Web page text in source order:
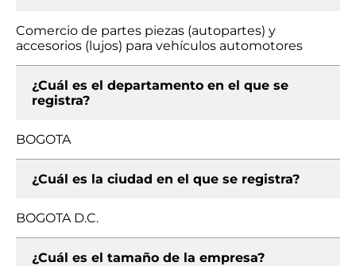
Comercio de partes piezas (autopartes) y
accesorios (lujos) para vehículos automotores
¿Cuál es el departamento en el que se
registra?
BOGOTA
¿Cuál es la ciudad en el que se registra?
BOGOTA D.C.
¿Cuál es el tamaño de la empresa?